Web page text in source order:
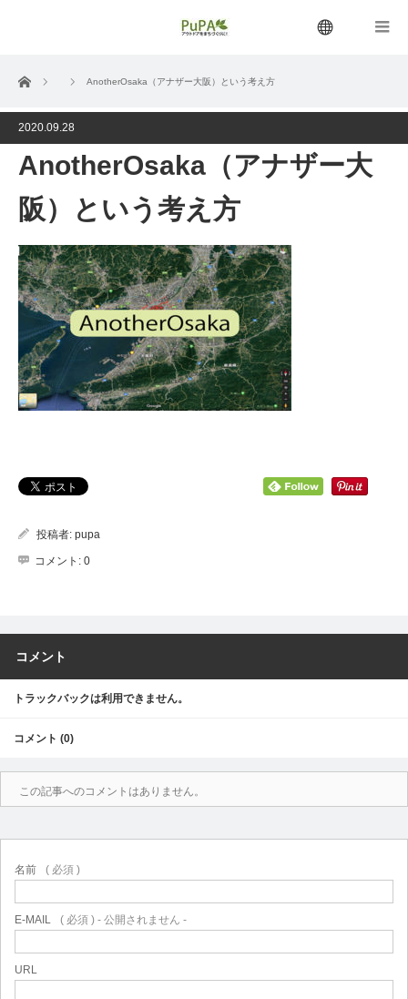
ホーム AnotherOsaka（アナザー大阪）という考え方
2020.09.28
AnotherOsaka（アナザー大
阪）という考え方
投稿者: pupa
コメント: 0
コメント
トラックバックは利用できません。
コメント (0)
この記事へのコメントはありません。
名前 ( 必須 )
E-MAIL ( 必須 ) - 公開されません -
URL